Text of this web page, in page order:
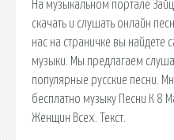
На музыкальном портале
скачать и слушать онлайн
нас на страничке вы найдете
музыки. Мы предлагаем
популярные русские песни.
бесплатно музыку Песни К 8
Женщин Всех. Текст.